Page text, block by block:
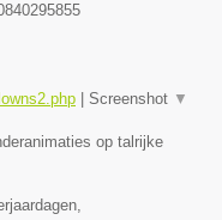
Screenshot ▼
op talrijke